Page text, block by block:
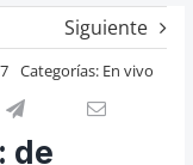
Siguiente
Categorías: En vivo
de